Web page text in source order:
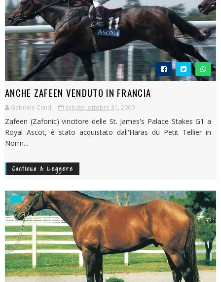
ANCHE ZAFEEN VENDUTO IN FRANCIA
Gabriele Candi sabato, ottobre 31, 2009
Zafeen (Zafonic) vincitore delle St. James's Palace Stakes G1 a
Royal Ascot, è stato acquistato dall'Haras du Petit Tellier in
Norm...
Continua A Leggere